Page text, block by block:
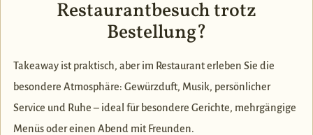
Restaurantbesuch trotz
Bestellung?
Takeaway ist praktisch, aber im Restaurant erleben Sie die
besondere Atmosphäre: Gewürzduft, Musik, persönlicher
Service und Ruhe – ideal für besondere Gerichte, mehrgängige
Menüs oder einen Abend mit Freunden.